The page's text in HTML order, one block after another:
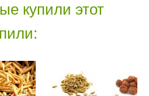
купили этот